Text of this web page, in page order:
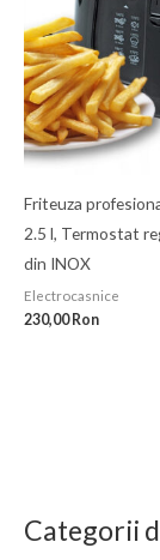
Categorii
Friteuza
2.5 l, Termostat
din INOX
Electrocasnice
230,00 Ron